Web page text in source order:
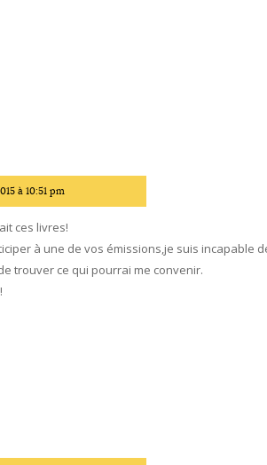
à 10:51 pm
ces livres!
à une de vos émissions,je suis incapable
trouver ce qui pourrai me convenir.